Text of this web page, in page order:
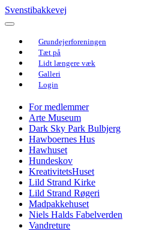
Svenstibakkevej
Grundejerforeningen
Tæt på
Lidt længere væk
Galleri
Login
For medlemmer
Arte Museum
Dark Sky Park Bulbjerg
Hawboernes Hus
Hawhuset
Hundeskov
KreativitetsHuset
Lild Strand Kirke
Lild Strand Røgeri
Madpakkehuset
Niels Halds Fabelverden
Vandreture